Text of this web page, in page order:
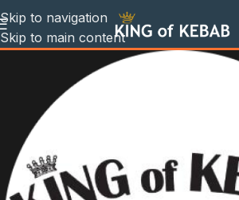
Skip to navigation
Skip to main content